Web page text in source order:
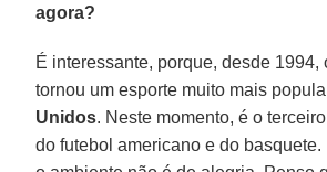
agora?
É interessante, porque, desde 1994,
tornou um esporte muito mais
Unidos. Neste momento, é o
do futebol americano e do basquete.